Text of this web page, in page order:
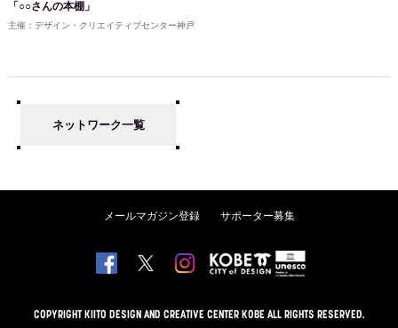
「○○さんの本棚」
主催：デザイン・クリエイティブセンター神戸
ネットワーク一覧
メールマガジン登録 サポーター募集
COPYRIGHT KIITO DESIGN AND CREATIVE CENTER KOBE ALL RIGHTS RESERVED.